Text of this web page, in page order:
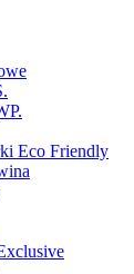
Eco Friendly